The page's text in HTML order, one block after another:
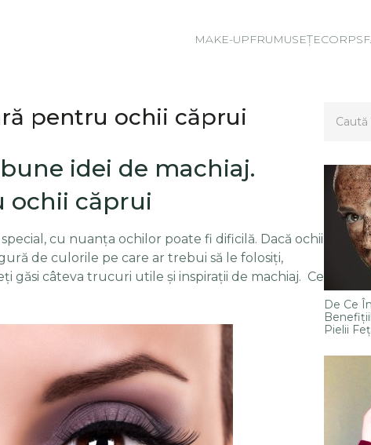
MAKE-UPFRUMUSEȚECORP
pentru ochii căprui
idei de machiaj.
ochii căprui
cu nuanța ochilor poate fi dificilă. Dacă ochii
de culorile pe care ar trebui să le folosiți,
găsi câteva trucuri utile și inspirații de machiaj. Ce
De Ce
Pielii